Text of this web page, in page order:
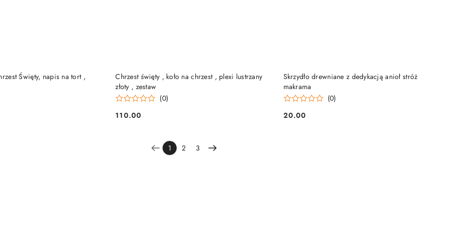
Święty, napis na tort ,
DO KOSZYKA
Chrzest święty , koło na chrzest , plexi lustrzany
złoty , zestaw
(0)
Cena:
110.00
DO KOSZYKA
Skrzydło drewniane z dedykacją anioł stróż
makrama
(0)
Cena:
20.00
DO KOSZYKA
1 2 3